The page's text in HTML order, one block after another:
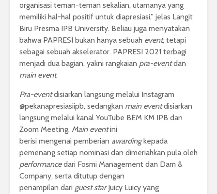
organisasi teman-teman sekalian, utamanya yang
memiliki hal-hal positif untuk diapresiasi,” jelas Langit
Biru Presma IPB University. Beliau juga menyatakan
bahwa PAPRESI bukan hanya sebuah event, tetapi
sebagai sebuah akselerator. PAPRESI 2021 terbagi
menjadi dua bagian, yakni rangkaian pra-eventdan
main event.
Pra-eventdisiarkan langsung melalui Instagram
@pekanapresiasiipb, sedangkan main eventdisiarkan
langsung melalui kanal YouTube BEM KM IPB dan
Zoom Meeting. Main eventini
berisi mengenai pemberian awardingkepada
pemenang setiap nominasi dan dimeriahkan pula oleh
performancedari Fosmi Management dan Dam &
Company, serta ditutup dengan
penampilan dari guest starJuicy Luicy yang